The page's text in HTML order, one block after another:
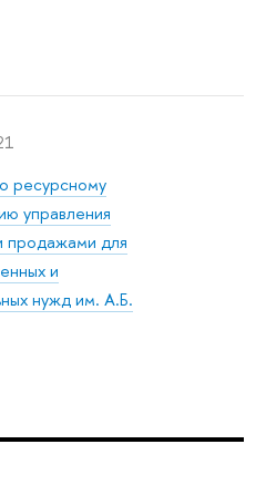
ресурсному
управления
продажами для
и
нужд им. А.Б.